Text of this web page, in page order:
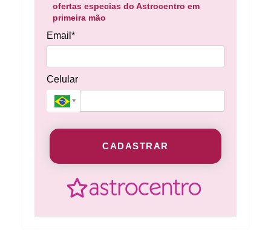
ofertas especias do Astrocentro em
primeira mão
Email*
Celular
CADASTRAR